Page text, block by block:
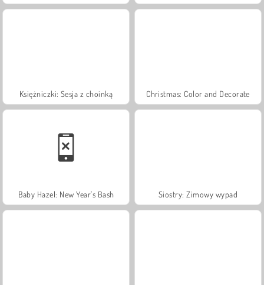
Księżniczki: Sesja z choinką Christmas: Color and Decorate
Baby Hazel: New Year's Bash Siostry: Zimowy wypad